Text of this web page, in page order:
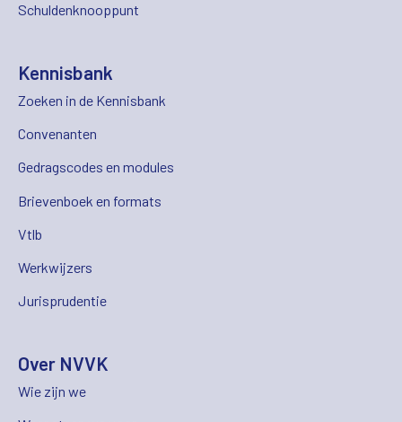
Schuldenknooppunt
Kennisbank
Zoeken in de Kennisbank
Convenanten
Gedragscodes en modules
Brievenboek en formats
Vtlb
Werkwijzers
Jurisprudentie
Over NVVK
Wie zijn we